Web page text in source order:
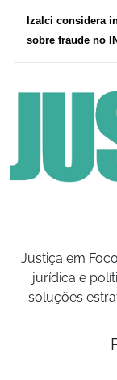
Izalci considera
sobre fraude no
Justiça em
jurídica e
soluções